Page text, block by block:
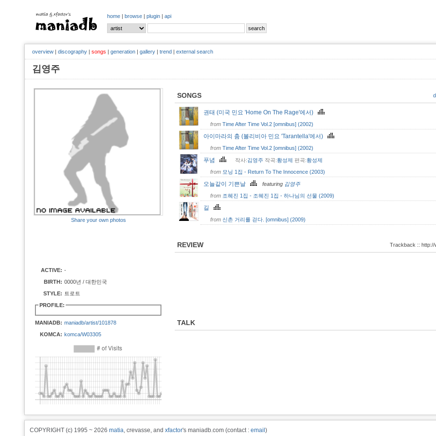
home | browse | plugin | api
overview | discography | songs | generation | gallery | trend | external search
김영주
Share your own photos
ACTIVE: -
BIRTH: 0000년 / 대한민국
STYLE: 트로트
PROFILE:
MANIADB: maniadb/artist/101878
KOMCA: komca/W03305
SONGS
권태 (미국 민요 'Home On The Rage'에서)
from Time After Time Vol.2 [omnibus] (2002)
아이마라의 춤 (볼리비아 민요 'Tarantella'에서)
from Time After Time Vol.2 [omnibus] (2002)
푸념 작사:김영주 작곡:황성제 편곡:황성제
from 모닝 1집 - Return To The Innocence (2003)
오늘같이 기쁜날 featuring 김영주
from 조혜진 1집 - 조혜진 1집 - 하나님의 선물 (2009)
길
from 신촌 거리를 걷다. [omnibus] (2009)
REVIEW Trackback :: http://
TALK
COPYRIGHT (c) 1995 ~ 2026 matia, crevasse, and xfactor's maniadb.com (contact : email )